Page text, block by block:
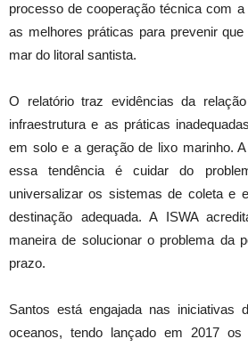
processo de cooperação técnica com
as melhores práticas para prevenir
mar do litoral santista.
O relatório traz evidências da
infraestrutura e as práticas
em solo e a geração de lixo marinho.
essa tendência é cuidar do
universalizar os sistemas de coleta e
destinação adequada. A ISWA
maneira de solucionar o problema da
prazo.
Santos está engajada nas iniciativas
oceanos, tendo lançado em 2017 os